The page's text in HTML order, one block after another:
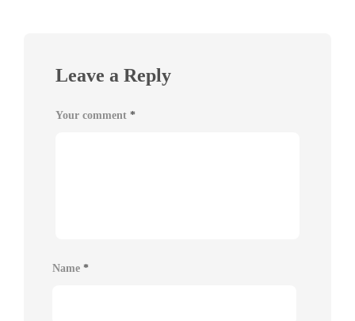
Leave a Reply
Your comment *
Name *